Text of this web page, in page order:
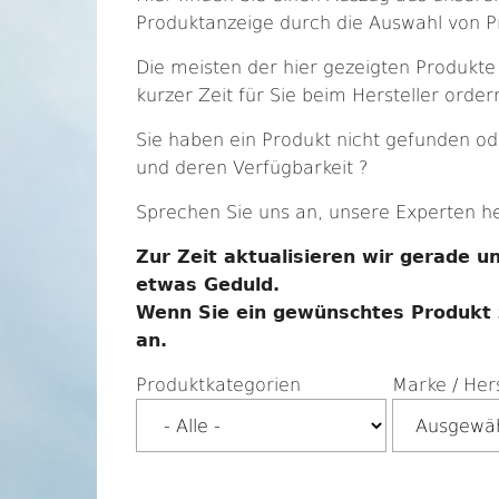
Produktanzeige durch die Auswahl von
Die meisten der hier gezeigten
kurzer Zeit für Sie beim Hersteller
Sie haben ein Produkt nicht gefunden
und deren Verfügbarkeit ?
Sprechen Sie uns an, unsere Experten
Zur Zeit aktualisieren wir gerade
etwas Geduld.
Wenn Sie ein gewünschtes
an.
Produktkategorien
Marke /